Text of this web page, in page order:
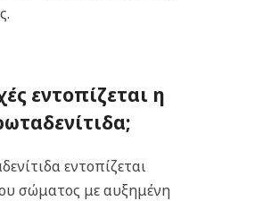
εντοπίζεται η
εντοπίζεται
σώματος με αυξημένη